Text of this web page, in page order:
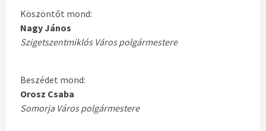
Köszöntőt mond:
Nagy János
Szigetszentmiklós Város polgármestere
Beszédet mond:
Orosz Csaba
Somorja Város polgármestere